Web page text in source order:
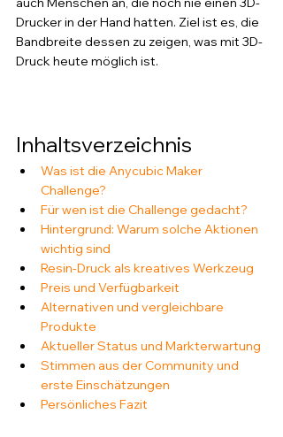
Drucker in der Hand hatten. Ziel ist es, die
Bandbreite dessen zu zeigen, was mit 3D-
Druck heute möglich ist.
Inhaltsverzeichnis
Was ist die Anycubic Maker
Challenge?
Für wen ist die Challenge gedacht?
Hintergrund: Warum solche Aktionen
wichtig sind
Resin-Druck als kreatives Werkzeug
Preis und Verfügbarkeit
Alternativen und vergleichbare
Produkte
Aktueller Status und Markterwartung
Stimmen aus der Community und
erste Einschätzungen
Persönliches Fazit